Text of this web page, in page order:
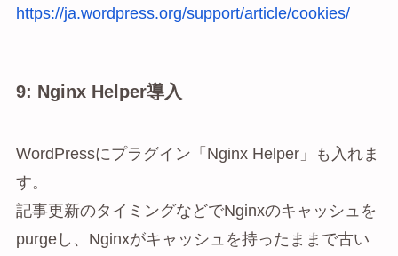
https://ja.wordpress.org/support/article/cookies/
9: Nginx Helper導入
WordPressにプラグイン「Nginx Helper」も入れま
す。
記事更新のタイミングなどでNginxのキャッシュを
purgeし、Nginxがキャッシュを持ったままで古い